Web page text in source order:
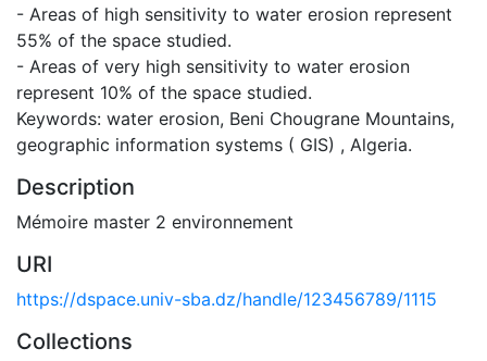
- Areas of high sensitivity to water erosion represent
55% of the space studied.
- Areas of very high sensitivity to water erosion
represent 10% of the space studied.
Keywords: water erosion, Beni Chougrane Mountains,
geographic information systems ( GIS) , Algeria.
Description
Mémoire master 2 environnement
URI
https://dspace.univ-sba.dz/handle/123456789/1115
Collections